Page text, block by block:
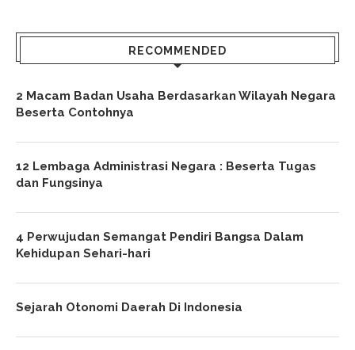
RECOMMENDED
2 Macam Badan Usaha Berdasarkan Wilayah Negara
Beserta Contohnya
12 Lembaga Administrasi Negara : Beserta Tugas
dan Fungsinya
4 Perwujudan Semangat Pendiri Bangsa Dalam
Kehidupan Sehari-hari
Sejarah Otonomi Daerah Di Indonesia